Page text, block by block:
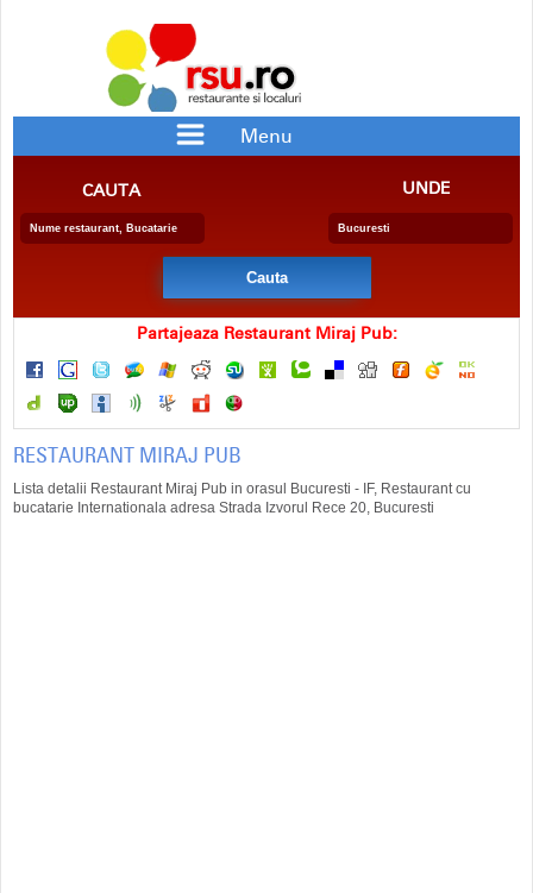
Menu
BAR/PUB
RESTAURANTE CU SPECIFIC
PENSIUNE
BERARIE
SALA EVENIMENTE
FAST FOOD
CATERING
DELIVERY
COFETARIE
CAUTA UNDE
Partajeaza Restaurant Miraj Pub:
RESTAURANT MIRAJ PUB
Lista detalii Restaurant Miraj Pub in orasul Bucuresti - IF, Restaurant cu
bucatarie Internationala adresa Strada Izvorul Rece 20, Bucuresti